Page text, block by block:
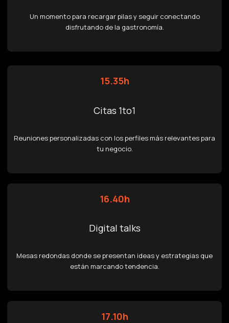
Un momento para recargar pilas y seguir conectando
disfrutando de la gastronomía.
15.35h
Citas 1to1
Reuniones personalizadas con los perfiles más relevantes para
tu negocio.
16.40h
Digital talks
Mesas redondas donde se presentan ideas y estrategias que
están marcando tendencia.
17.10h